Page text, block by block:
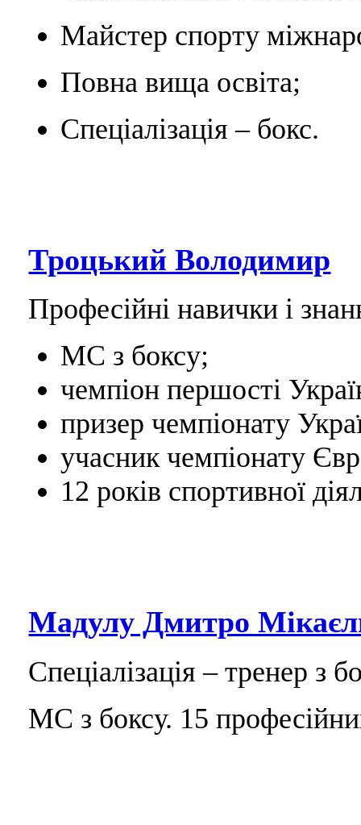
Майстер спорту
Повна вища освіта;
Спеціалізація – бокс.
Троцький Володимир
Професійні навички і
МС з боксу;
чемпіон першості
призер чемпіонату
учасник чемпіонату
12 років спортивної
Мадулу Дмитро
Спеціалізація – тренер з
МС з боксу. 15